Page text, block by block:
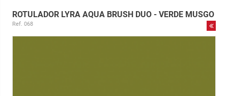
ROTULADOR LYRA AQUA BRUSH DUO - VERDE MUSGO
Ref. 068